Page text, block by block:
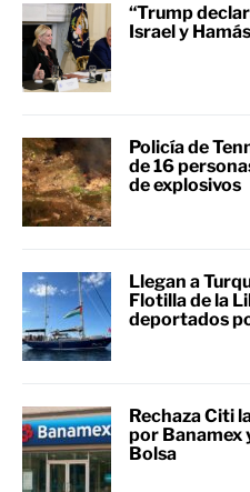
“Trump
Israel y
Policía de
de 16
de explosivos
Llegan a
Flotilla de la
deportados
Rechaza Citi
por Banamex
Bolsa